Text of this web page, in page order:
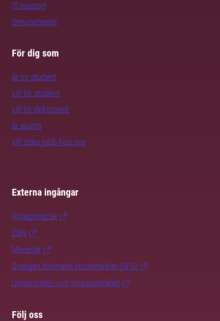
IT-support
Servicecenter
För dig som
är ny student
vill bli student
vill bli doktorand
är alumn
vill söka jobb hos oss
Externa ingångar
Antagning.se
CSN
Mecenat
Sveriges förenade studentkårer (SFS)
Universitets- och högskolerådet
Följ oss